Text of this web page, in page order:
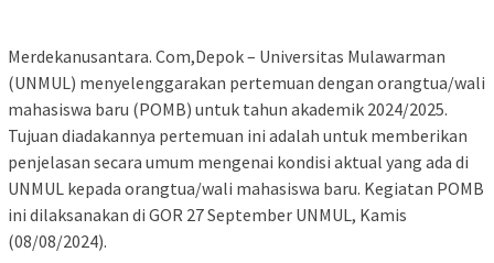
Merdekanusantara. Com,Depok – Universitas Mulawarman
(UNMUL) menyelenggarakan pertemuan dengan orangtua/wali
mahasiswa baru (POMB) untuk tahun akademik 2024/2025.
Tujuan diadakannya pertemuan ini adalah untuk memberikan
penjelasan secara umum mengenai kondisi aktual yang ada di
UNMUL kepada orangtua/wali mahasiswa baru. Kegiatan POMB
ini dilaksanakan di GOR 27 September UNMUL, Kamis
(08/08/2024).